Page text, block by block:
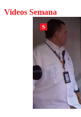
Videos Semana